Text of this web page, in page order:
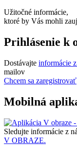
Užitočné informácie,
ktoré by Vás mohli
Prihlásenie k
Dostávajte informácie
mailov
Chcem sa zaregistrovať
Mobilná
Sledujte informácie z
V OBRAZE.